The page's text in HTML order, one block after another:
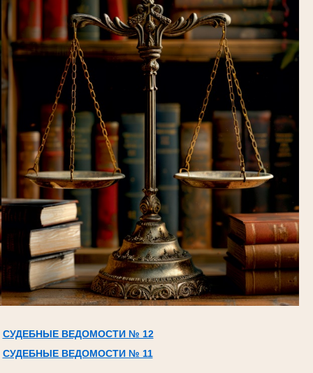
СУДЕБНЫЕ ВЕДОМОСТИ № 12
СУДЕБНЫЕ ВЕДОМОСТИ № 11